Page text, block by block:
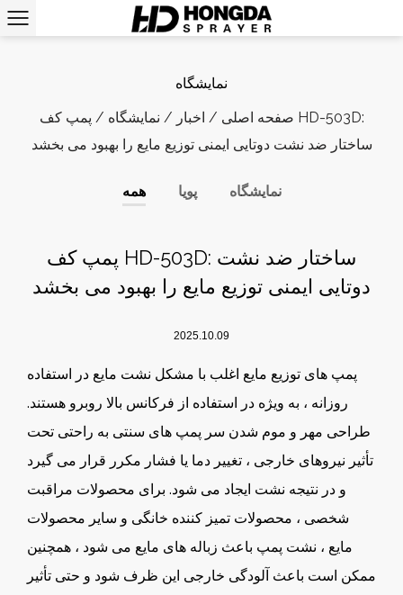
نمایشگاه
صفحه اصلی / اخبار / نمایشگاه / پمپ کف HD-503D:
ساختار ضد نشت دوتایی ایمنی توزیع مایع را بهبود می بخشد
همه پویا نمایشگاه
پمپ کف HD-503D: ساختار ضد نشت
دوتایی ایمنی توزیع مایع را بهبود می بخشد
2025.10.09
پمپ های توزیع مایع اغلب با مشکل نشت مایع در استفاده
روزانه ، به ویژه در استفاده از فرکانس بالا روبرو هستند.
طراحی مهر و موم شدن سر پمپ های سنتی به راحتی تحت
تأثیر نیروهای خارجی ، تغییر دما یا فشار مکرر قرار می گیرد
و در نتیجه نشت ایجاد می شود. برای محصولات مراقبت
شخصی ، محصولات تمیز کننده خانگی و سایر محصولات
مایع ، نشت پمپ باعث زباله های مایع می شود ، همچنین
ممکن است باعث آلودگی خارجی این ظرف شود و حتی تأثیر